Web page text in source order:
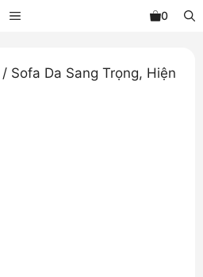
MENU 0
/ Sofa Da Sang Trọng, Hiện